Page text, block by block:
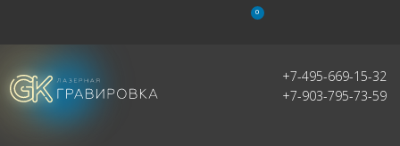
+7-495-669-15-32
+7-903-795-73-59
0